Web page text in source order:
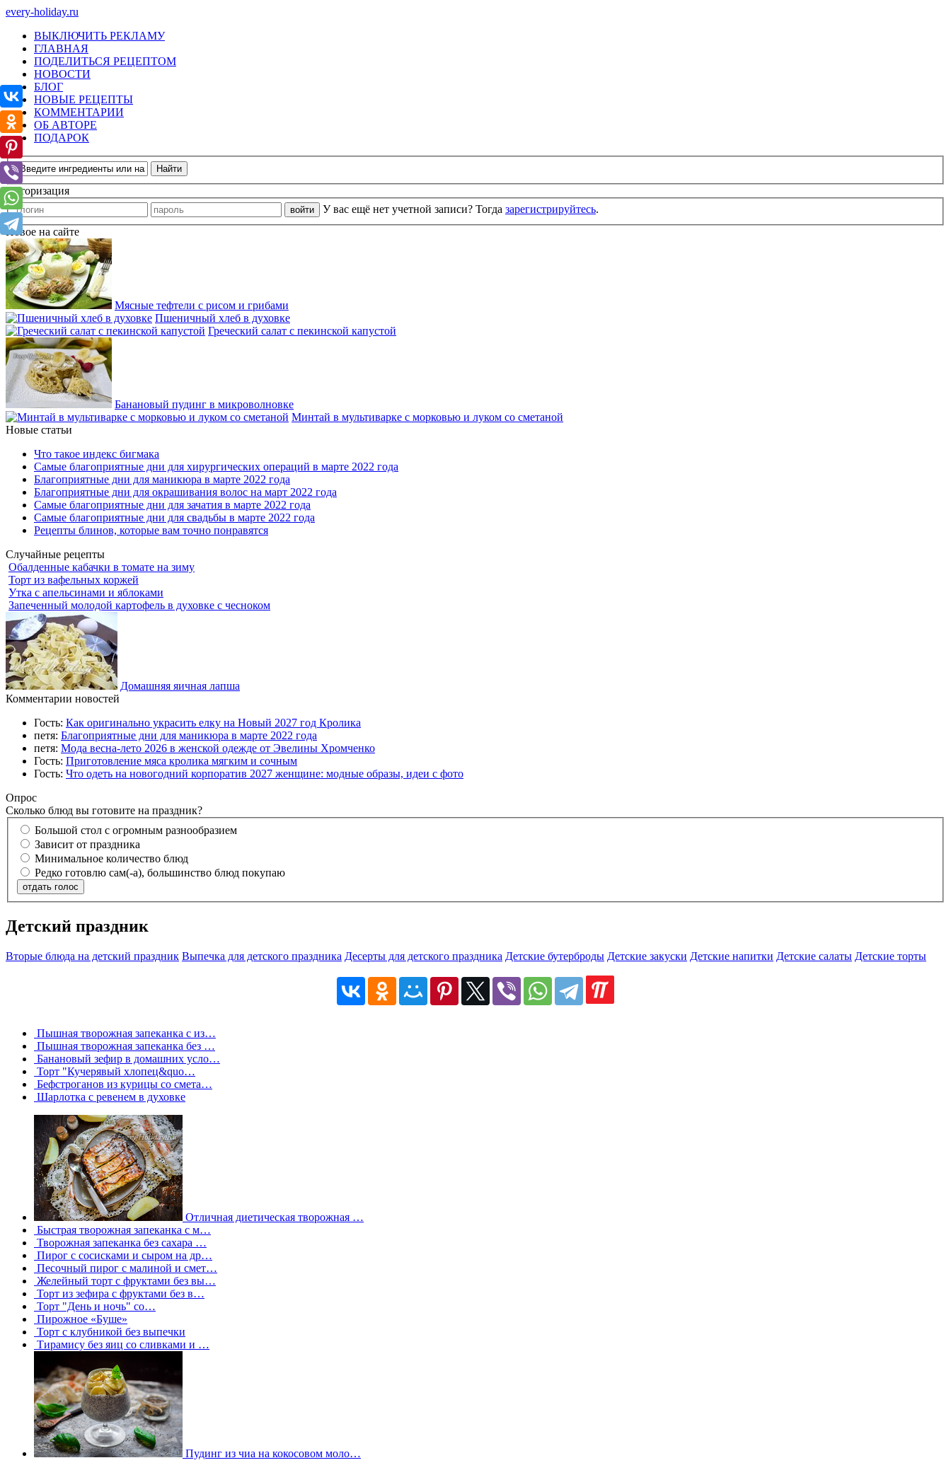
every-holiday.ru
ВЫКЛЮЧИТЬ РЕКЛАМУ
ГЛАВНАЯ
ПОДЕЛИТЬСЯ РЕЦЕПТОМ
НОВОСТИ
БЛОГ
НОВЫЕ РЕЦЕПТЫ
КОММЕНТАРИИ
ОБ АВТОРЕ
ПОДАРОК
Авторизация
У вас ещё нет учетной записи? Тогда зарегистрируйтесь.
Новое на сайте
Мясные тефтели с рисом и грибами
Пшеничный хлеб в духовке
Греческий салат с пекинской капустой
Банановый пудинг в микроволновке
Минтай в мультиварке с морковью и луком со сметаной
Новые статьи
Что такое индекс бигмака
Самые благоприятные дни для хирургических операций в марте 2022 года
Благоприятные дни для маникюра в марте 2022 года
Благоприятные дни для окрашивания волос на март 2022 года
Самые благоприятные дни для зачатия в марте 2022 года
Самые благоприятные дни для свадьбы в марте 2022 года
Рецепты блинов, которые вам точно понравятся
Случайные рецепты
Обалденные кабачки в томате на зиму
Торт из вафельных коржей
Утка с апельсинами и яблоками
Запеченный молодой картофель в духовке с чесноком
Домашняя яичная лапша
Комментарии новостей
Гость: Как оригинально украсить елку на Новый 2027 год Кролика
петя: Благоприятные дни для маникюра в марте 2022 года
петя: Мода весна-лето 2026 в женской одежде от Эвелины Хромченко
Гость: Приготовление мяса кролика мягким и сочным
Гость: Что одеть на новогодний корпоратив 2027 женщине: модные образы, идеи с фото
Опрос
Сколько блюд вы готовите на праздник?
Большой стол с огромным разнообразием
Зависит от праздника
Минимальное количество блюд
Редко готовлю сам(-а), большинство блюд покупаю
отдать голос
Детский праздник
Вторые блюда на детский праздник Выпечка для детского праздника Десерты для детского праздника Детские бутерброды Детские закуски Детские напитки Детские салаты Детские торты
Пышная творожная запеканка с из…
Пышная творожная запеканка без …
Банановый зефир в домашних усло…
Торт "Кучерявый хлопец&quo…
Бефстроганов из курицы со смета…
Шарлотка с ревенем в духовке
Отличная диетическая творожная …
Быстрая творожная запеканка с м…
Творожная запеканка без сахара …
Пирог с сосисками и сыром на др…
Песочный пирог с малиной и смет…
Желейный торт с фруктами без вы…
Торт из зефира с фруктами без в…
Торт "День и ночь" со…
Пирожное «Буше»
Торт с клубникой без выпечки
Тирамису без яиц со сливками и …
Пудинг из чиа на кокосовом моло…